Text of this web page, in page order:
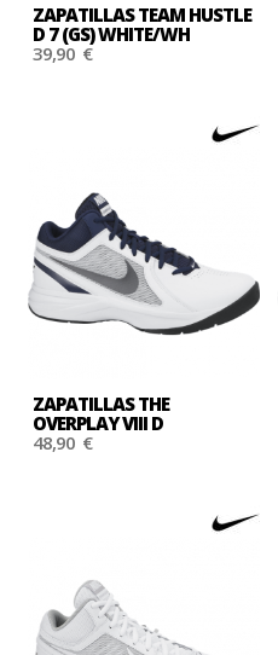
ZAPATILLAS TEAM HUSTLE
D 7 (GS) WHITE/WH
39,90 €
ZAPATILLAS THE
OVERPLAY VIII D
48,90 €